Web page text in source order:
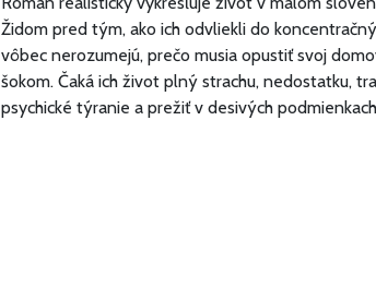
Židom pred tým, ako ich odvliekli do
vôbec nerozumejú, prečo musia opustiť svoj
šokom. Čaká ich život plný strachu, nedostatku,
psychické týranie a prežiť v desivých